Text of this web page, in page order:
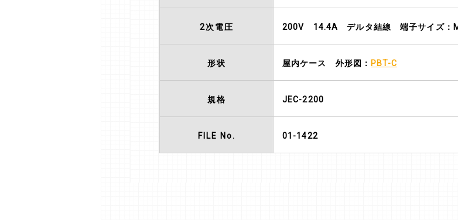
2次電圧 200V 14.4A デルタ結線 端子サイズ：
形状 屋内ケース 外形図： PBT-C
規格 JEC-2200
FILE No. 01-1422